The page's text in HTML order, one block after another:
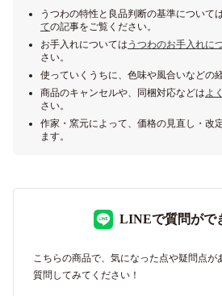
うつわの特性と良品判断の基準について
ての記事をご覧ください。
お手入れについては うつわのお手入れに
さい。
使っていくうちに、色味や風合いなどの
商品のキャンセルや、同梱対応などはよ
さい。
作家・窯元によって、価格の見直し・改
ます。
LINEで質問がで
こちらの商品で、気になった点や疑問点が
質問してみてください！